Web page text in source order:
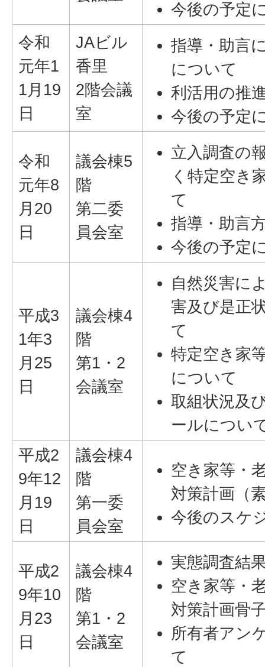
今後の予定
令和
元年1
1月19
日
JAビル
香里
2階会議
室
指導・助言
について
利活用の推
今後の予定
令和
元年8
月20
日
議会棟5
階
第二委
員会室
立入調査の
く特定空き
て
指導・助言
今後の予定
平成3
1年3
月25
日
議会棟4
階
第1・2
会議室
自然災害に
害及び是正
て
特定空き家
について
取組状況及
ールについ
平成2
9年12
月19
日
議会棟4
階
第一委
員会室
空き家等・
対策計画（
今後のスケ
平成2
9年10
月23
日
議会棟4
階
第1・2
会議室
実態調査結
空き家等・
対策計画骨
所有者アン
て